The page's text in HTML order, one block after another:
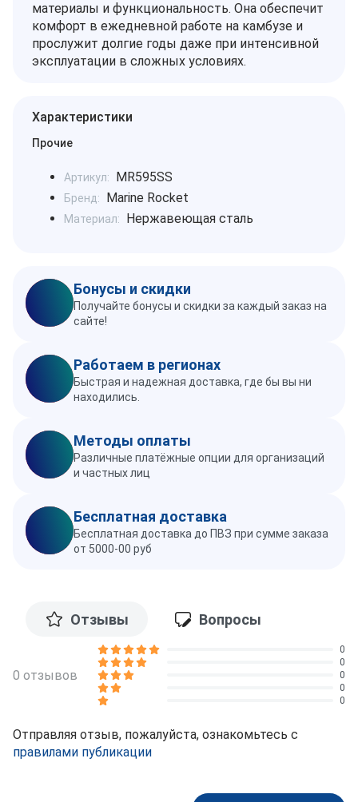
материалы и функциональность. Она обеспечит
комфорт в ежедневной работе на камбузе и
прослужит долгие годы даже при интенсивной
эксплуатации в сложных условиях.
Характеристики
Прочие
Артикул: MR595SS
Бренд: Marine Rocket
Материал: Нержавеющая сталь
Бонусы и скидки
Получайте бонусы и скидки за каждый заказ на
сайте!
Работаем в регионах
Быстрая и надежная доставка, где бы вы ни
находились.
Методы оплаты
Различные платёжные опции для организаций
и частных лиц
Бесплатная доставка
Бесплатная доставка до ПВЗ при сумме заказа
от 5000-00 руб
Отзывы Вопросы
0 отзывов
0
0
0
0
0
Отправляя отзыв, пожалуйста, ознакомьтесь с
правилами публикации